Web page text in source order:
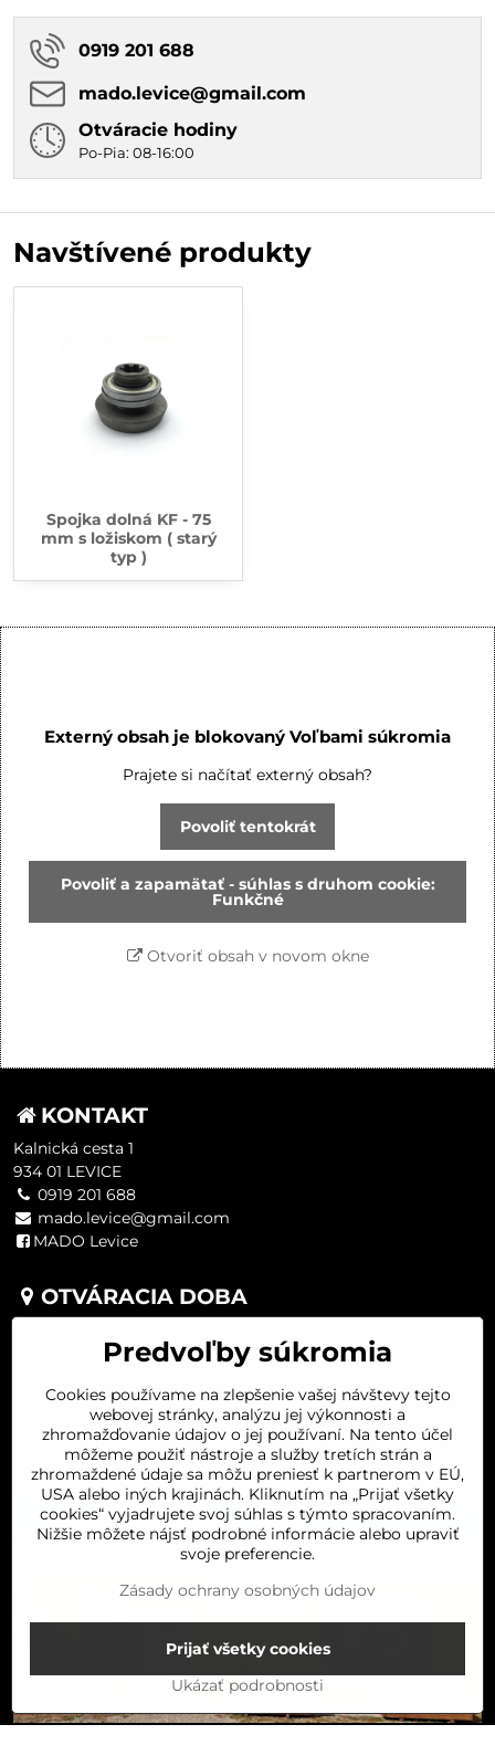
0919 201 688
mado​.levice​@gmail​.com
Otváracie hodiny
Po-Pia: 08-16:00
Navštívené produkty
Spojka dolná KF - 75
mm s ložiskom ( starý
typ )
Externý obsah je blokovaný Voľbami súkromia
Prajete si načítať externý obsah?
Povoliť tentokrát
Povoliť a zapamätať - súhlas s druhom cookie:
Funkčné
Otvoriť obsah v novom okne
KONTAKT
Kalnická cesta 1
934 01 LEVICE
0919 201 688
mado.levice@gmail.com
MADO Levice
OTVÁRACIA DOBA
UTOROK 8:00-16:00
ŠTVRTOK 8:00-16:00
PIATOK 8:00-16:00
SOBOTA 8:00-11:30
Predvoľby súkromia
Cookies používame na zlepšenie vašej návštevy tejto
webovej stránky, analýzu jej výkonnosti a
zhromažďovanie údajov o jej používaní. Na tento účel
môžeme použiť nástroje a služby tretích strán a
zhromaždené údaje sa môžu preniesť k partnerom v EÚ,
USA alebo iných krajinách. Kliknutím na „Prijať všetky
cookies“ vyjadrujete svoj súhlas s týmto spracovaním.
Nižšie môžete nájsť podrobné informácie alebo upraviť
svoje preferencie.
Zásady ochrany osobných údajov
Ukázať podrobnosti
Prijať všetky cookies